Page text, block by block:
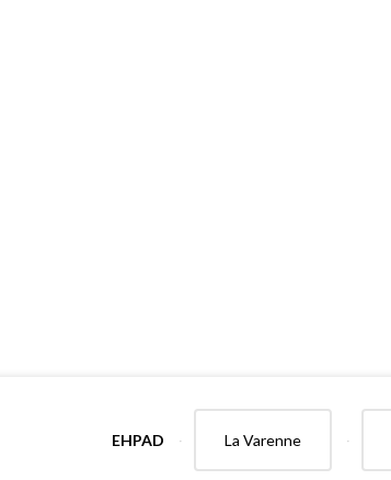
EHPAD La Varenne